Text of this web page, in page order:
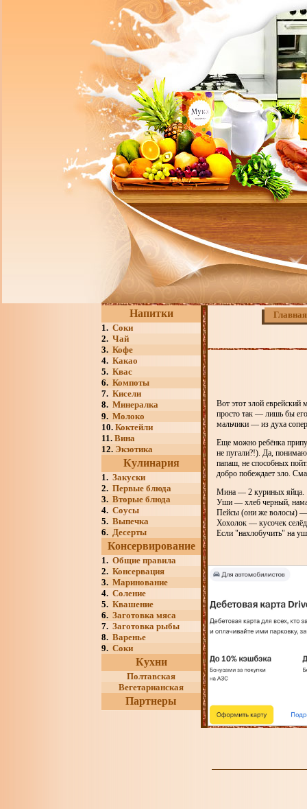
Напитки
1. Соки
2. Чай
3. Кофе
4. Какао
5. Квас
6. Компоты
7. Кисели
8. Минералка
9. Молоко
10. Коктейли
11. Вина
12. Экзотика
Кулинария
1. Закуски
2. Первые блюда
3. Вторые блюда
4. Соусы
5. Выпечка
6. Десерты
Консервирование
1. Общие правила
2. Консервация
3. Маринование
4. Соление
5. Квашение
6. Заготовка мяса
7. Заготовка рыбы
8. Варенье
9. Соки
Кухни
Полтавская
Вегетарианская
Партнеры
Главная
Вот этот злой еврейский
просто так — лишь бы
мальчики — из духа
Еще можно ребёнка
не пугали?!). Да,
папаш, не способных
добро побеждает зло.
Мина — 2 куриных яйца.
Уши — хлеб черный,
Пейсы (они же волосы) —
Хохолок — кусочек
Если "нахлобучить" на